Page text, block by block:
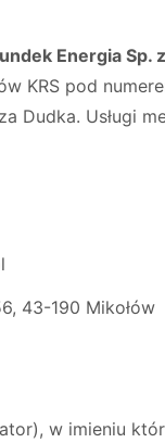
Energia Sp.
KRS pod
Dudka. Usługi
43-190 Mikołów
w imieniu